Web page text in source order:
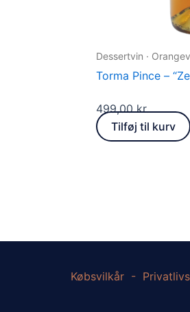
Dessertvin ·
Torma Pince –
499,00kr.
Tilføj til kurv
Købsvilkår -